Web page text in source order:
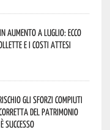
aumento a luglio: ecco
e i costi attesi
gli sforzi compiuti
del patrimonio
successo